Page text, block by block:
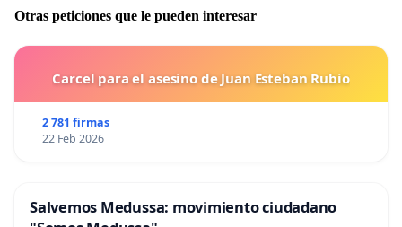
Otras peticiones que le pueden interesar
Carcel para el asesino de Juan Esteban Rubio
2 781 firmas
22 Feb 2026
Salvemos Medussa: movimiento ciudadano